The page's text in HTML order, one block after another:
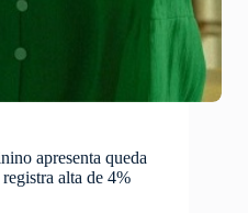
apresenta queda
alta de 4%